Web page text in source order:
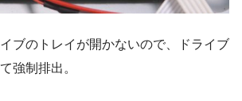
ブのトレイが開かないので、ドライブ
強制排出。